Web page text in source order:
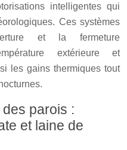
intelligentes qui
Ces systèmes
et la fermeture
extérieure et
les gains thermiques tout
parois :
et laine de